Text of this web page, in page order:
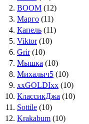
2. BOOM (12)
3. Марго (11)
4. Капель (11)
5. Viktor(10)
6. Grir(10)
7. Мышка (10)
8. Михалыч5 (10)
9. xxGOLDIxx (10)
10. КлассикДжа (10)
11. Sottile (10)
12. Krakabum (10)